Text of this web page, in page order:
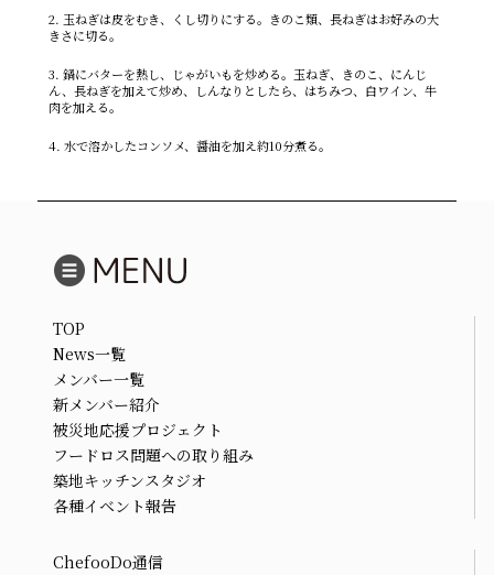
2. 玉ねぎは皮をむき、くし切りにする。きのこ類、長ねぎはお好みの大
きさに切る。
3. 鍋にバターを熱し、じゃがいもを炒める。玉ねぎ、きのこ、にんじ
ん、長ねぎを加えて炒め、しんなりとしたら、はちみつ、白ワイン、牛
肉を加える。
4. 水で溶かしたコンソメ、醤油を加え約10分煮る。
TOP
News一覧
メンバー一覧
新メンバー紹介
被災地応援プロジェクト
フードロス問題への取り組み
築地キッチンスタジオ
各種イベント報告
ChefooDo通信